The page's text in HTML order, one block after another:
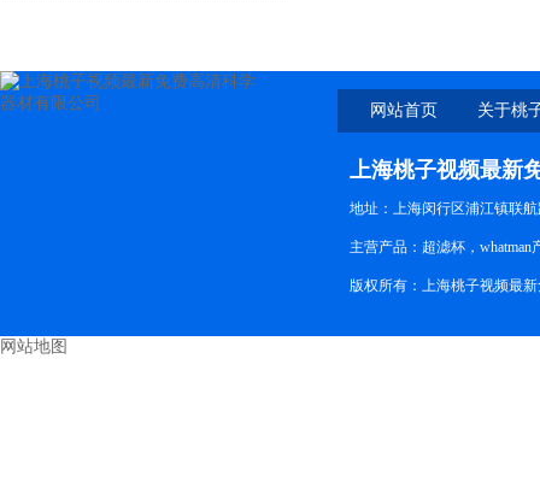
网站首页 关于桃
新免
上海桃子视频最新
地址：上海闵行区浦江镇联
主营产品：超滤杯，whatman
版权所有：上海桃子视频最
网站地图